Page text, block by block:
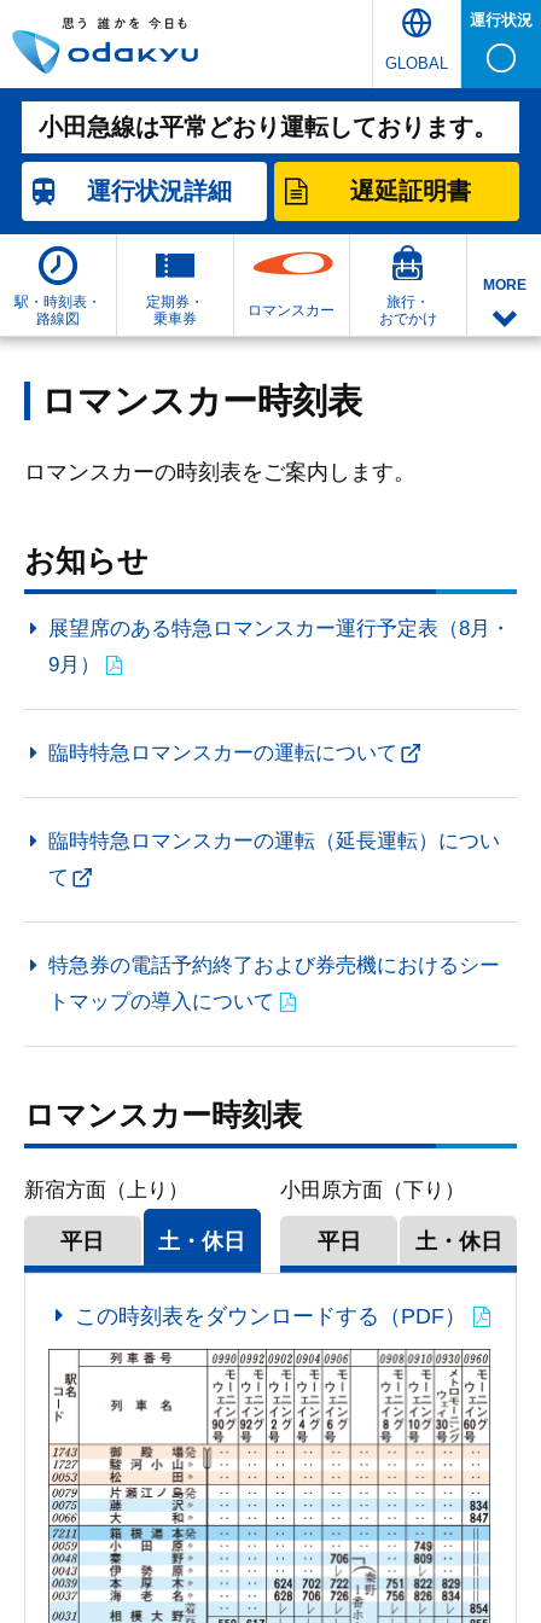
GLOBAL
運行状況
小田急線は平常どおり運転しております。
運行状況詳細 遅延証明書
駅・時刻表・
路線図
定期券・
乗車券
ロマンスカー
旅行・
おでかけ
MORE
ロマンスカー時刻表
ロマンスカーの時刻表をご案内します。
お知らせ
展望席のある特急ロマンスカー運行予定表（8月・
9月）
臨時特急ロマンスカーの運転について
臨時特急ロマンスカーの運転（延長運転）につい
て
特急券の電話予約終了および券売機におけるシー
トマップの導入について
ロマンスカー時刻表
新宿方面（上り）
平日 土・休日
小田原方面（下り）
平日 土・休日
この時刻表をダウンロードする（PDF）